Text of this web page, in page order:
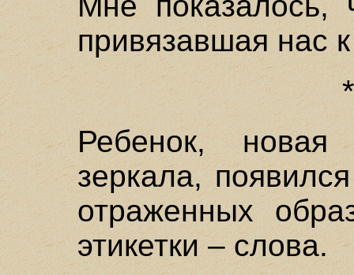
привязавшая нас
Ребенок, новая
зеркала,
отраженных
этикетки – слова.